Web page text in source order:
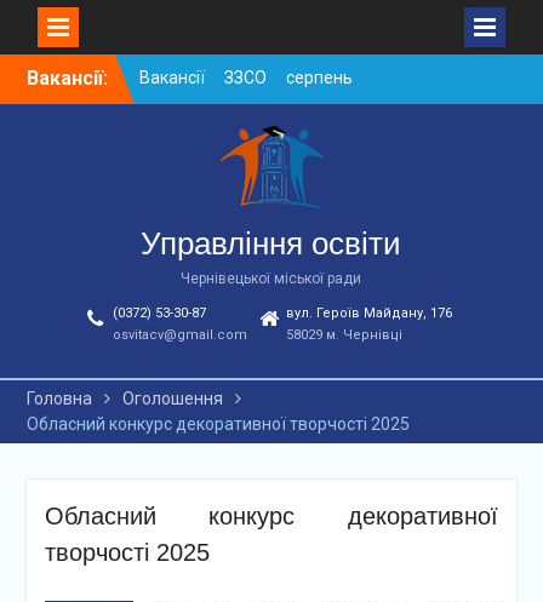
SkipВакансії:
Вакансії ЗЗСО серпень
2026
Вакансії ЗЗСО червень
Вакансії у ЗДО та
дошкільних підрозділах
ЗЗСО станом на
01.08.2026 р.
Управління освіти
Чернівецької міської ради
(0372) 53-30-87
osvitacv@gmail.com
вул. Героїв Майдану, 176
58029 м. Чернівці
Головна
Оголошення
Обласний конкурс декоративної творчості 2025
Обласний конкурс декоративної
творчості 2025